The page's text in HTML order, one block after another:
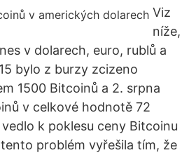
Viz
níže,
v dolarech, euro, rublů a
bylo z burzy zcizeno
1500 Bitcoinů a 2. srpna
v celkové hodnotě 72
k poklesu ceny Bitcoinu
problém vyřešila tím, že